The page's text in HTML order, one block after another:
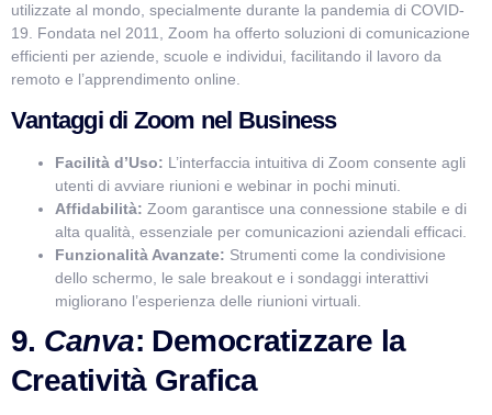
utilizzate al mondo, specialmente durante la pandemia di COVID-
19. Fondata nel 2011, Zoom ha offerto soluzioni di comunicazione
efficienti per aziende, scuole e individui, facilitando il lavoro da
remoto e l’apprendimento online.
Vantaggi di Zoom nel Business
Facilità d’Uso: L’interfaccia intuitiva di Zoom consente agli
utenti di avviare riunioni e webinar in pochi minuti.
Affidabilità: Zoom garantisce una connessione stabile e di
alta qualità, essenziale per comunicazioni aziendali efficaci.
Funzionalità Avanzate: Strumenti come la condivisione
dello schermo, le sale breakout e i sondaggi interattivi
migliorano l’esperienza delle riunioni virtuali.
9. Canva: Democratizzare la
Creatività Grafica